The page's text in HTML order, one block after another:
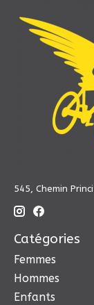
545, Chemin
Catégories
Femmes
Hommes
Enfants